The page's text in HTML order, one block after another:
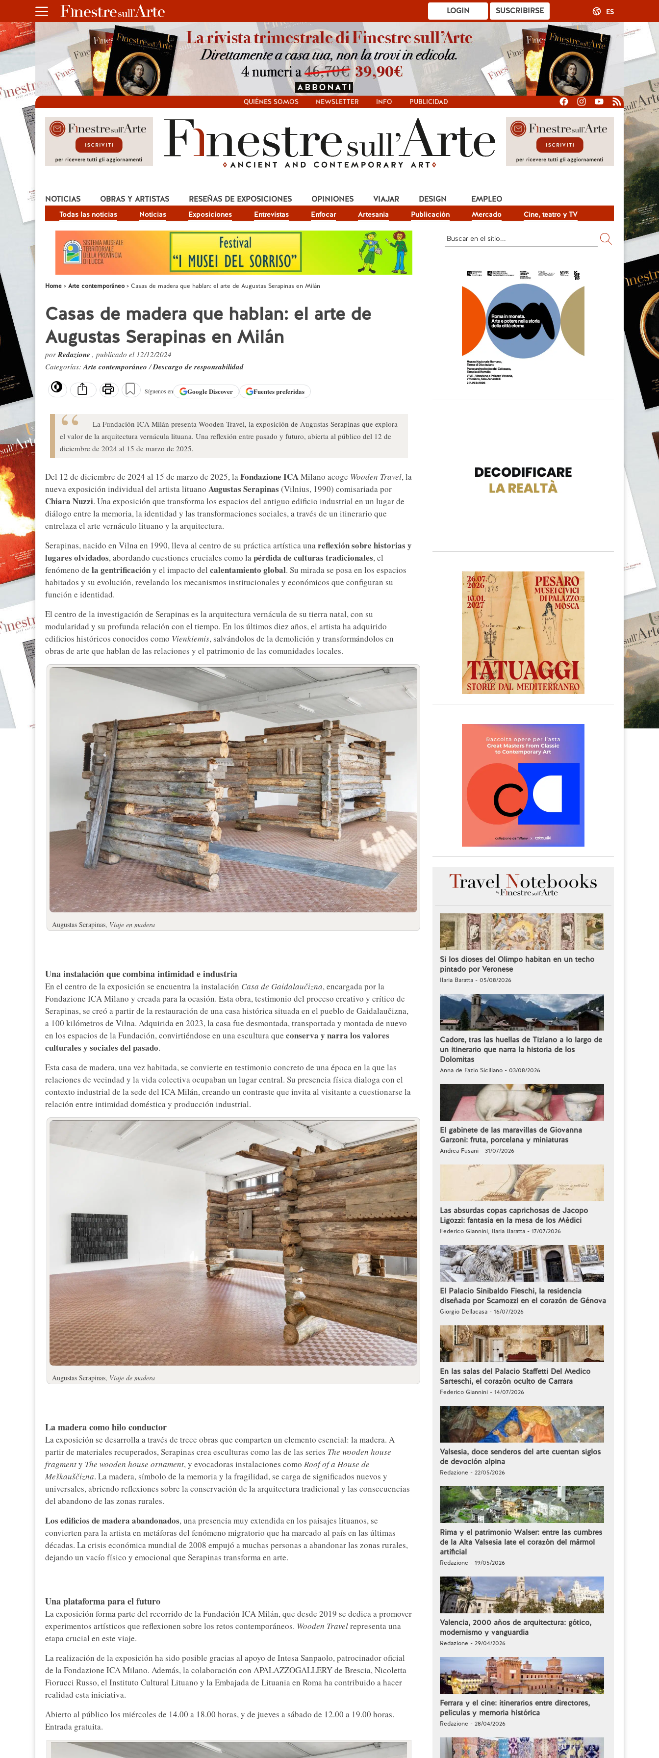
SUSCRIBIRSE
LOGIN ES
QUIÉNES SOMOS NEWSLETTER INFO PUBLICIDAD
NOTICIAS
Todas las noticias Noticias Exposiciones Entrevistas Enfocar Artesania Publicación Mercado Cine, teatro y TV
OBRAS Y ARTISTAS RESEÑAS DE EXPOSICIONES OPINIONES VIAJAR DESIGN EMPLEO
Home Arte contemporáneo Casas de madera que hablan: el arte de Augustas Serapinas en Milán
Casas de madera que hablan: el arte de
Augustas Serapinas en Milán
porRedazione , publicado el 12/12/2024
Categorías:Arte contemporáneo/Descargo de responsabilidad
Síguenos en GoogleDiscover Fuentes preferidas
La Fundación ICA Milán presenta Wooden Travel, la exposición de Augustas Serapinas que explora
el valor de la arquitectura vernácula lituana. Una reflexión entre pasado y futuro, abierta al público del 12 de
diciembre de 2024 al 15 de marzo de 2025.
Del 12 de diciembre de 2024 al 15 de marzo de 2025, laFondazione ICAMilano acoge Wooden Travel, la
nueva exposición individual del artista lituano Augustas Serapinas (Vilnius, 1990) comisariada por
Chiara Nuzzi. Una exposición que transforma los espacios del antiguo edificio industrial en un lugar de
diálogo entre la memoria, la identidad y las transformaciones sociales, a través de un itinerario que
entrelaza el arte vernáculo lituano y la arquitectura.
Serapinas, nacido en Vilna en 1990, lleva al centro de su práctica artística unareflexión sobre historias y
lugares olvidados, abordando cuestiones cruciales como lapérdida de culturas tradicionales, el
fenómeno de la gentrificacióny el impacto del calentamiento global. Su mirada se posa en los espacios
habitados y su evolución, revelando los mecanismos institucionales y económicos que configuran su
función e identidad.
El centro de la investigación de Serapinas es la arquitectura vernácula de su tierra natal, con su
modularidad y su profunda relación con el tiempo. En los últimos diez años, el artista ha adquirido
edificios históricos conocidos como Vienkiemis, salvándolos de la demolición y transformándolos en
obras de arte que hablan de las relaciones y el patrimonio de las comunidades locales.
Augustas Serapinas, Viaje en madera
Una instalación que combina intimidad e industria
En el centro de la exposición se encuentra la instalación Casa de Gaidalaučizna, encargada por la
Fondazione ICA Milano y creada para la ocasión. Esta obra, testimonio del proceso creativo y crítico de
Serapinas, se creó a partir de la restauración de una casa histórica situada en el pueblo de Gaidalaučizna,
a 100 kilómetros de Vilna. Adquirida en 2023, la casa fue desmontada, transportada y montada de nuevo
en los espacios de la Fundación, convirtiéndose en una escultura que conserva y narra los valores
culturales y sociales del pasado.
Esta casa de madera, una vez habitada, se convierte en testimonio concreto de una época en la que las
relaciones de vecindad y la vida colectiva ocupaban un lugar central. Su presencia física dialoga con el
contexto industrial de la sede del ICA Milán, creando un contraste que invita al visitante a cuestionarse la
relación entre intimidad doméstica y producción industrial.
Augustas Serapinas, Viaje de madera
La madera como hilo conductor
La exposición se desarrolla a través de trece obras que comparten un elemento esencial: la madera. A
partir de materiales recuperados, Serapinas crea esculturas como las de las series The wooden house
fragmenty The wooden house ornament, y evocadoras instalaciones como Roof of a House de
Meškauščizna. La madera, símbolo de la memoria y la fragilidad, se carga de significados nuevos y
universales, abriendo reflexiones sobre la conservación de la arquitectura tradicional y las consecuencias
del abandono de las zonas rurales.
Los edificios de madera abandonados, una presencia muy extendida en los paisajes lituanos, se
convierten para la artista en metáforas del fenómeno migratorio que ha marcado al país en las últimas
décadas. La crisis económica mundial de 2008 empujó a muchas personas a abandonar las zonas rurales,
dejando un vacío físico y emocional que Serapinas transforma en arte.
Una plataforma para el futuro
La exposición forma parte del recorrido de la Fundación ICA Milán, que desde 2019 se dedica a promover
experimentos artísticos que reflexionen sobre los retos contemporáneos. Wooden Travelrepresenta una
etapa crucial en este viaje.
La realización de la exposición ha sido posible gracias al apoyo de Intesa Sanpaolo, patrocinador oficial
de la Fondazione ICA Milano. Además, la colaboración con APALAZZOGALLERY de Brescia, Nicoletta
Fiorucci Russo, el Instituto Cultural Lituano y la Embajada de Lituania en Roma ha contribuido a hacer
realidad esta iniciativa.
Abierto al público los miércoles de 14.00 a 18.00 horas, y de jueves a sábado de 12.00 a 19.00 horas.
Entrada gratuita.
Si los dioses del Olimpo habitan en un techo
pintado por Veronese
Ilaria Baratta - 05/08/2026
Cadore, tras las huellas de Tiziano a lo largo de
un itinerario que narra la historia de los
Dolomitas
Anna de Fazio Siciliano - 03/08/2026
El gabinete de las maravillas de Giovanna
Garzoni: fruta, porcelana y miniaturas
Andrea Fusani - 31/07/2026
Las absurdas copas caprichosas de Jacopo
Ligozzi: fantasía en la mesa de los Médici
Federico Giannini, Ilaria Baratta - 17/07/2026
El Palacio Sinibaldo Fieschi, la residencia
diseñada por Scamozzi en el corazón de Génova
Giorgio Dellacasa - 16/07/2026
En las salas del Palacio Staffetti Del Medico
Sarteschi, el corazón oculto de Carrara
Federico Giannini - 14/07/2026
Valsesia, doce senderos del arte cuentan siglos
de devoción alpina
Redazione - 22/05/2026
Rima y el patrimonio Walser: entre las cumbres
de la Alta Valsesia late el corazón del mármol
artificial
Redazione - 19/05/2026
Valencia, 2000 años de arquitectura: gótico,
modernismo y vanguardia
Redazione - 29/04/2026
Ferrara y el cine: itinerarios entre directores,
películas y memoria histórica
Redazione - 28/04/2026